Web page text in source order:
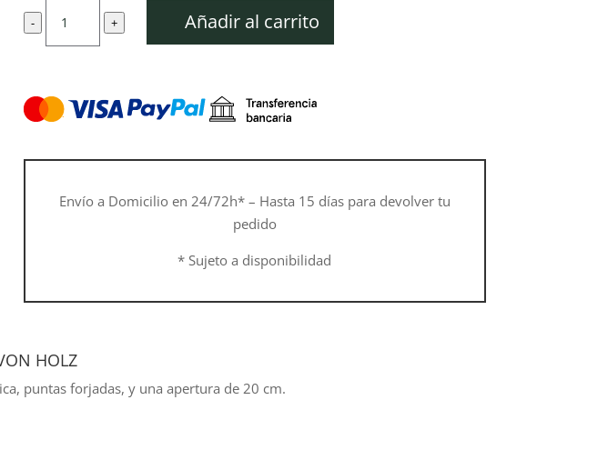
era:
43,70 €.
es:
39,60 €.
-
20
cantidad
+ Añadir al carrito
Envío a Domicilio en 24/72h* – Hasta 15 días para devolver tu
pedido
* Sujeto a disponibilidad
HOLZ
puntas forjadas, y una apertura de 20 cm.